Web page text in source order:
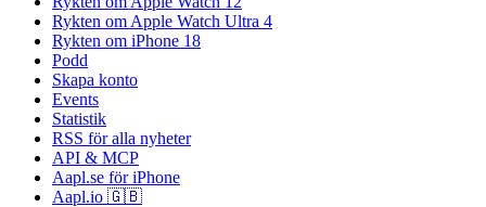
Rykten om Apple Watch Ultra 4
Rykten om iPhone 18
Podd
Skapa konto
Events
Statistik
RSS för alla nyheter
API & MCP
Aapl.se för iPhone
Aapl.io 🇬🇧